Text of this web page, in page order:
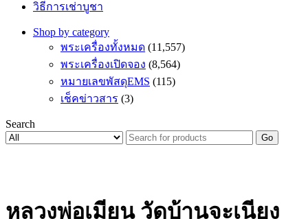
วิธีการเช่าบูชา
Shop by category
พระเครื่องทั้งหมด (11,557)
พระเครื่องเปิดจอง (8,564)
หมายเลขพัสดุEMS (115)
เช็คข่าวสาร (3)
Search
Go
หลวงพ่อเมียน วัดบ้านจะเนียง